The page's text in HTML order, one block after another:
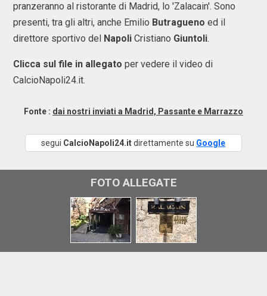
pranzeranno al ristorante di Madrid, lo 'Zalacain'. Sono
presenti, tra gli altri, anche Emilio Butragueno ed il
direttore sportivo del Napoli Cristiano Giuntoli.
Clicca sul file in allegato per vedere il video di
CalcioNapoli24.it.
Fonte : dai nostri inviati a Madrid, Passante e Marrazzo
segui CalcioNapoli24.itdirettamente su Google
FOTO ALLEGATE